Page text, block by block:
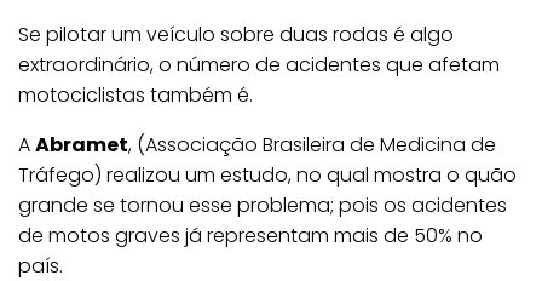
Se pilotar um veículo sobre duas rodas é algo
extraordinário, o número de acidentes que afetam
motociclistas também é.
AAbramet, (Associação Brasileira de Medicina de
Tráfego) realizou um estudo, no qual mostra o quão
grande se tornou esse problema; pois os acidentes
de motos graves já representam mais de 50% no
país.